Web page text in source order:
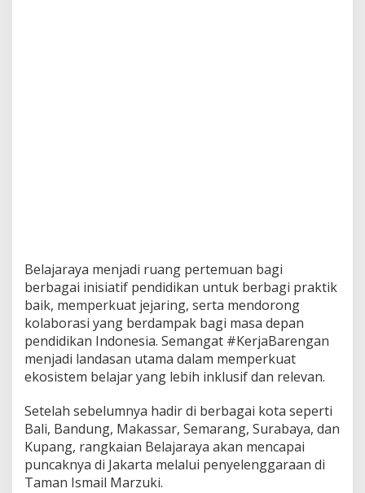
Belajaraya menjadi ruang pertemuan bagi
berbagai inisiatif pendidikan untuk berbagi praktik
baik, memperkuat jejaring, serta mendorong
kolaborasi yang berdampak bagi masa depan
pendidikan Indonesia. Semangat #KerjaBarengan
menjadi landasan utama dalam memperkuat
ekosistem belajar yang lebih inklusif dan relevan.
Setelah sebelumnya hadir di berbagai kota seperti
Bali, Bandung, Makassar, Semarang, Surabaya, dan
Kupang, rangkaian Belajaraya akan mencapai
puncaknya di Jakarta melalui penyelenggaraan di
Taman Ismail Marzuki.